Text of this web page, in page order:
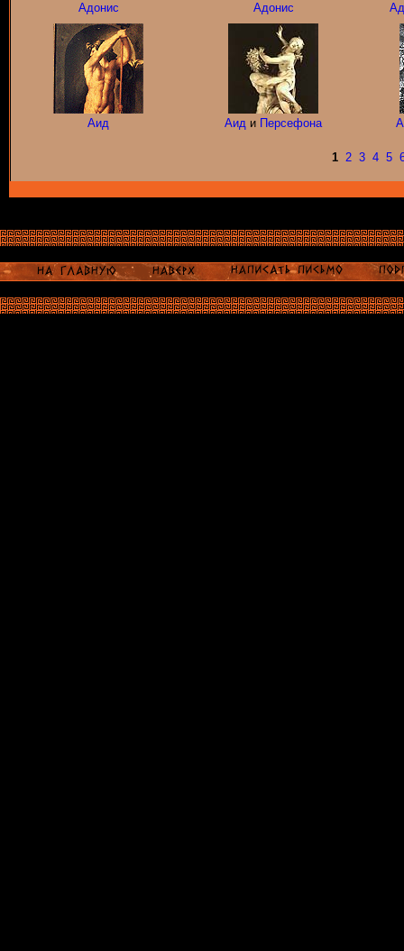
Адонис Адонис
Аид Аид и Персефона
1 2 3 4 5